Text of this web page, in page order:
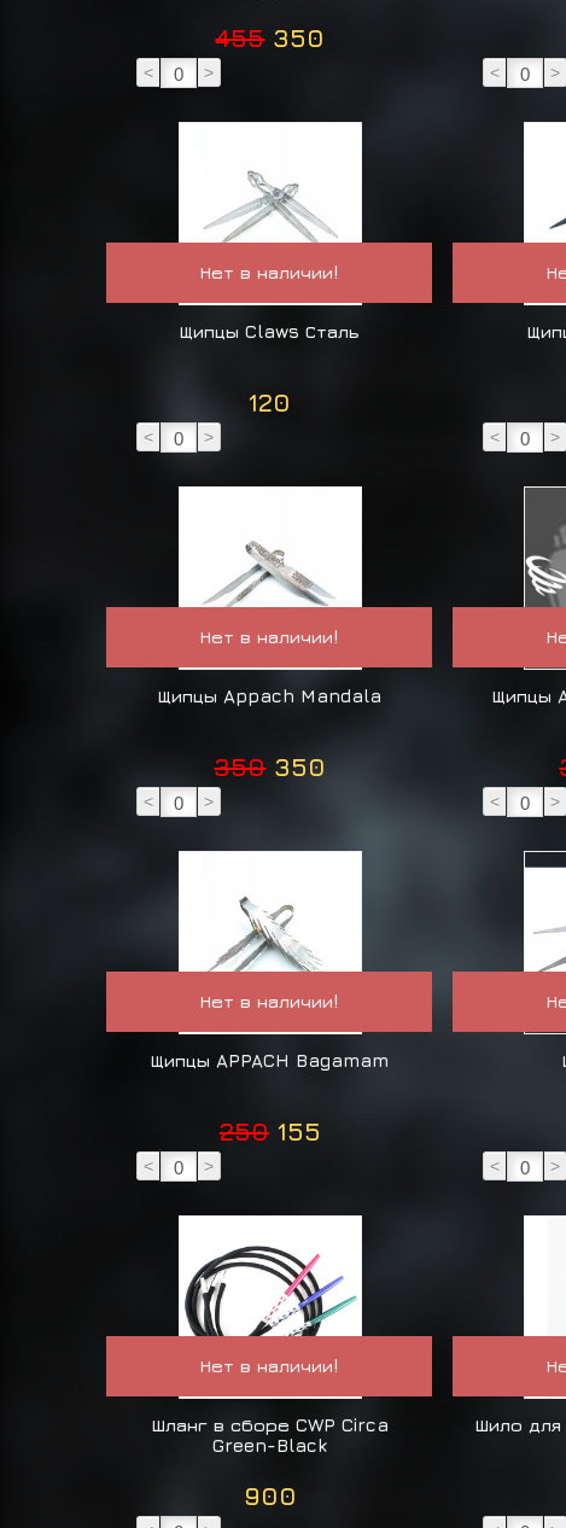
455 350
< > < >
Нет в наличии!
Щипцы Claws Сталь
120
< > < >
Нет в наличии!
Щипцы Appach Mandala
350 350
< >
Щипцы
< >
Нет в наличии!
Щипцы APPACH Bagamam
250 155
< > < >
Нет в наличии!
Шланг в сборе CWP Circa
Green-Black
900
Шило для